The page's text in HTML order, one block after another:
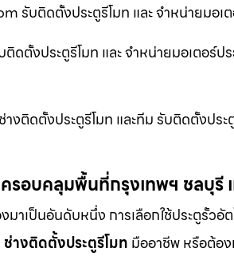
รับติดตั้งประตูรีโมท และ จำหน่ายมอเ
ดตั้งประตูรีโมท และ จำหน่ายมอเตอร์ป
งติดตั้งประตูรีโมท และทีม รับติดตั้งปร
รอบคลุมพื้นที่กรุงเทพฯ ชลบุรี
เป็นอันดับหนึ่ง การเลือกใช้ประตูรั้วอั
ช่างติดตั้งประตูรีโมท มืออาชีพ หรือต้อ